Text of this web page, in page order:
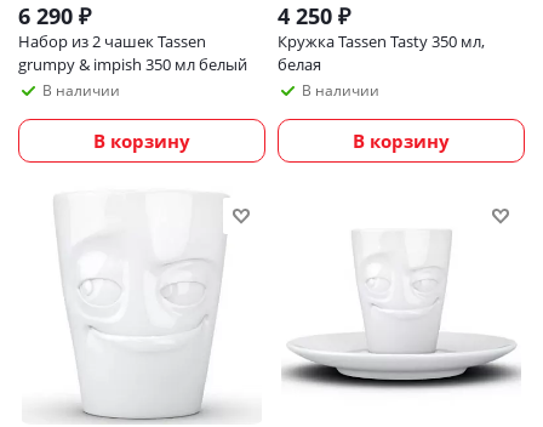
6 290 ₽
Набор из 2 чашек Tassen
grumpy & impish 350 мл белый
В наличии
В корзину
4 250 ₽
Кружка Tassen Tasty 350 мл,
белая
В наличии
В корзину